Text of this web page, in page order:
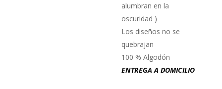
alumbran en la
oscuridad )
Los diseños no se
quebrajan
100 % Algodón
ENTREGA A DOMICILIO